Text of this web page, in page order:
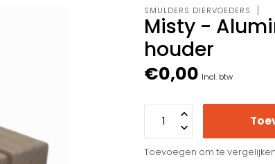
SMULDERS DIERVOEDERS
Misty -
houder
€0,00 Incl. btw
Toevoegen om te vergelijken